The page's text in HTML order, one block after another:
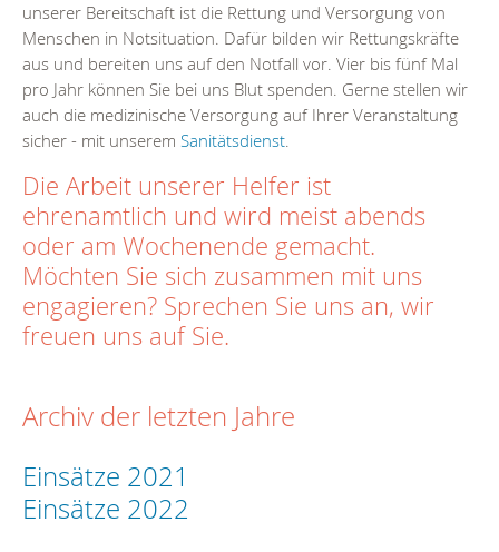
unserer Bereitschaft ist die Rettung und Versorgung von
Menschen in Notsituation. Dafür bilden wir Rettungskräfte
aus und bereiten uns auf den Notfall vor. Vier bis fünf Mal
pro Jahr können Sie bei uns Blut spenden. Gerne stellen wir
auch die medizinische Versorgung auf Ihrer Veranstaltung
sicher - mit unserem Sanitätsdienst.
Die Arbeit unserer Helfer ist
ehrenamtlich und wird meist abends
oder am Wochenende gemacht.
Möchten Sie sich zusammen mit uns
engagieren? Sprechen Sie uns an, wir
freuen uns auf Sie.
Archiv der letzten Jahre
Einsätze 2021
Einsätze 2022